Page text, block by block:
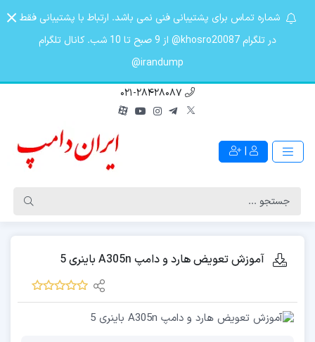
شماره تماس برای پشتیبانی فنی نمی باشد. ارتباط با پشتیبانی فقط
در تلگرام khosro20087@ از 9 صبح تا 10 شب. کانال تلگرام
irandump@
021-28428087
|
آموزش تعویض هارد و دامپ A305n باینری 5